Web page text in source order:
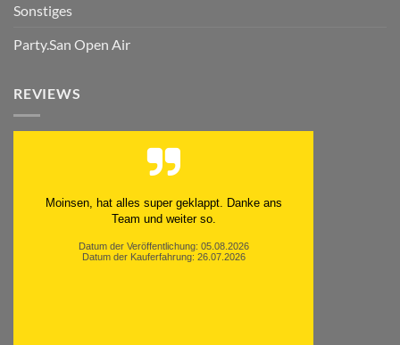
Sonstiges
Party.San Open Air
REVIEWS
Moinsen, hat alles super geklappt. Danke ans
Team und weiter so.
Datum der Veröffentlichung: 05.08.2026
Datum der Kauferfahrung: 26.07.2026